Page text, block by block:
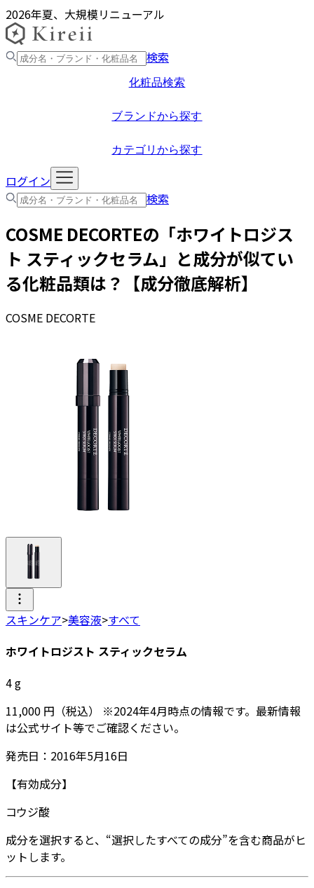
2026年夏、大規模リニューアル
検索
化粧品検索
ブランドから探す
カテゴリから探す
ログイン
検索
COSME DECORTEの「ホワイトロジス
ト スティックセラム 」と成分が似てい
る化粧品類は？【成分徹底解析】
COSME DECORTE
スキンケア>美容液>すべて
ホワイトロジスト スティックセラム
4g
11,000 円 （税込） ※2024年4月時点の情報です。最新情報
は公式サイト等でご確認ください。
発売日： 2016年5月16日
【有効成分】
コウジ酸
成分を選択すると、“選択したすべての成分”を含む商品がヒ
ットします。